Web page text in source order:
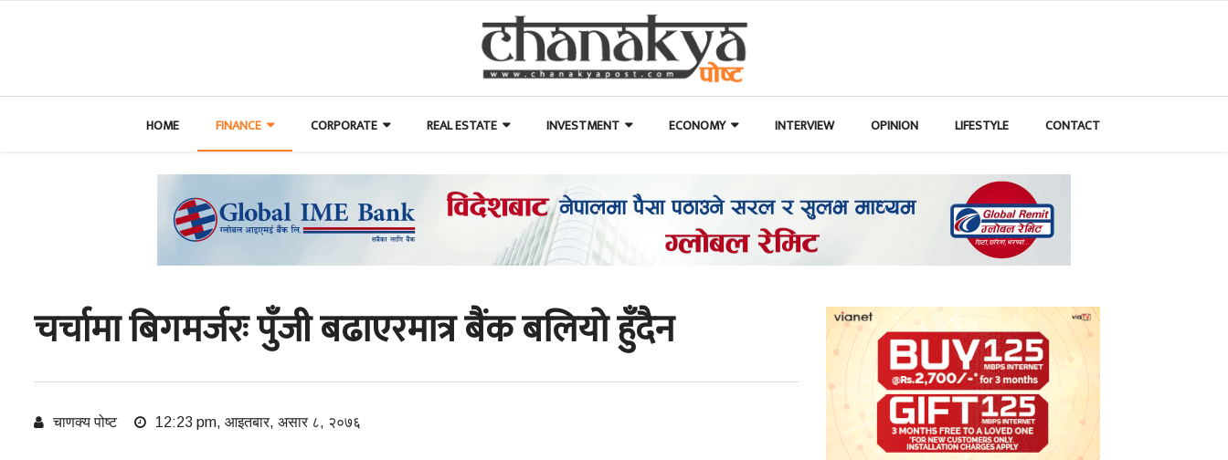
HOME FINANCE CORPORATE REAL ESTATE INVESTMENT ECONOMY INTERVIEW OPINION LIFESTYLE CONTACT
चर्चामा बिगमर्जरः पुँजी बढाएरमात्र बैंक बलियो हुँदैन
चाणक्य पोष्ट 12:23 pm, आइतबार, असार ८, २०७६